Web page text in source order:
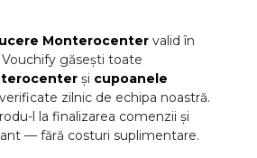
Monterocenter valid în
găsești toate
și cupoanele
verificate zilnic de echipa noastră.
l la finalizarea comenzii și
— fără costuri suplimentare.